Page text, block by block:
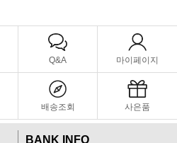
Q&A 마이페이지
배송조회 사은품
BANK INFO